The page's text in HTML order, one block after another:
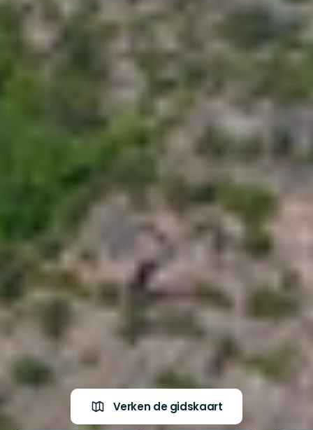
Verken de gidskaart